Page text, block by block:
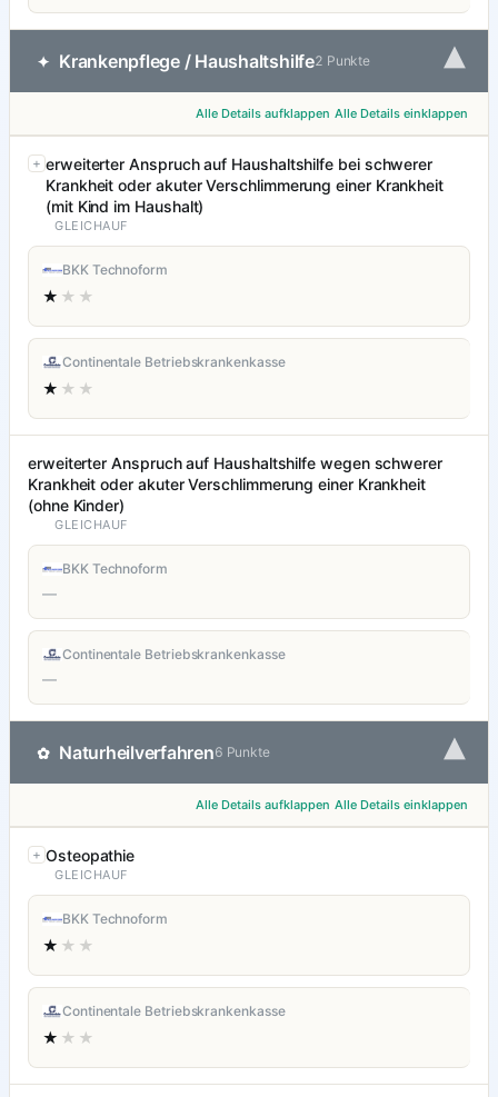
✦ Krankenpflege / Haushaltshilfe2 Punkte ▾
Alle Details aufklappen Alle Details einklappen
erweiterter Anspruch auf Haushaltshilfe bei schwerer
Krankheit oder akuter Verschlimmerung einer Krankheit
(mit Kind im Haushalt)
GLEICHAUF
BKK Technoform
★ ★★
Continentale Betriebskrankenkasse
★ ★★
erweiterter Anspruch auf Haushaltshilfe wegen schwerer
Krankheit oder akuter Verschlimmerung einer Krankheit
(ohne Kinder)
GLEICHAUF
BKK Technoform
—
Continentale Betriebskrankenkasse
—
✿ Naturheilverfahren6 Punkte ▾
Alle Details aufklappen Alle Details einklappen
Osteopathie
GLEICHAUF
BKK Technoform
★ ★★
Continentale Betriebskrankenkasse
★ ★★